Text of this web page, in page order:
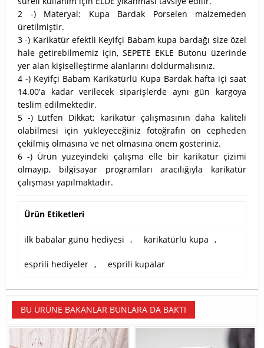
2 -) Materyal: Kupa Bardak Porselen malzemeden
üretilmiştir.
3 -) Karikatür efektli Keyifçi Babam kupa bardağı size özel
hale getirebilmemiz için, SEPETE EKLE Butonu üzerinde
yer alan kişiselleştirme alanlarını doldurmalısınız.
4 -) Keyifçi Babam Karikatürlü Kupa Bardak hafta içi saat
14.00'a kadar verilecek siparişlerde aynı gün kargoya
teslim edilmektedir.
5 -) Lütfen Dikkat; karikatür çalışmasının daha kaliteli
olabilmesi için yükleyeceğiniz fotoğrafın ön cepheden
çekilmiş olmasına ve net olmasına önem gösteriniz.
6 -) Ürün yüzeyindeki çalışma elle bir karikatür çizimi
olmayıp, bilgisayar programları aracılığıyla karikatür
çalışması yapılmaktadır.
Ürün Etiketleri
ilk babalar günü hediyesi , karikatürlü kupa ,
esprili hediyeler , esprili kupalar
BU ÜRÜNE BAKANLAR BUNLARA DA BAKTI